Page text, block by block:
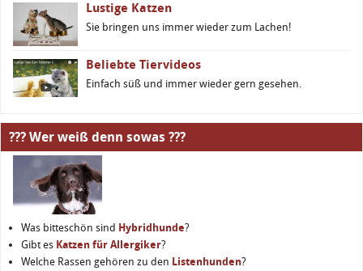
Lustige Katzen
Sie bringen uns immer wieder zum Lachen!
Beliebte Tiervideos
Einfach süß und immer wieder gern gesehen.
??? Wer weiß denn sowas ???
Was bitteschön sind Hybridhunde?
Gibt es Katzen für Allergiker?
Welche Rassen gehören zu den Listenhunden?